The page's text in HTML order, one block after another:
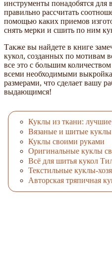
инструменты понадобятся
правильно рассчитать
помощью каких приемов
снять мерки и сшить по ним
Также вы найдете в книге
кукол, созданных по мотивам
все это с большим
всеми необходимыми
размерами, что сделает вашу
выдающимся!
Куклы из ткани:
Вязаные и шитые куклы
Куклы своими руками
Оригинальные куклы
Всё для шитья кукол
Текстильные куклы-
Авторская тряпичная